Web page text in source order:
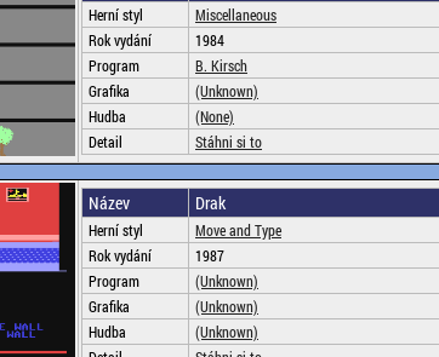
Herní styl
Miscellaneous
Rok vydání
1984
Program
B. Kirsch
Grafika
(Unknown)
Hudba
(None)
Detail
Stáhni si to
Název Drak
Herní styl
Move and Type
Rok vydání
1987
Program
(Unknown)
Grafika
(Unknown)
Hudba
(Unknown)